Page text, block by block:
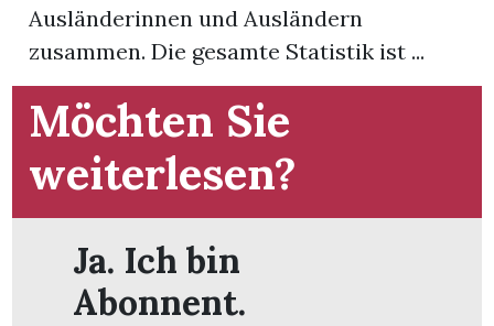
App
Ausländerinnen und Ausländern
zusammen. Die gesamte Statistik ist ...
Möchten Sie
weiterlesen?
Ja. Ich bin
Abonnent.